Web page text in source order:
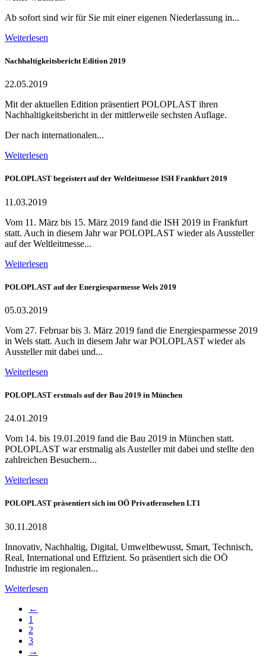
Ab sofort sind wir für Sie mit einer eigenen Niederlassung in...
Weiterlesen
Nachhaltigkeitsbericht Edition 2019
22.05.2019
Mit der aktuellen Edition präsentiert POLOPLAST ihren
Nachhaltigkeitsbericht in der mittlerweile sechsten Auflage.
Der nach internationalen...
Weiterlesen
POLOPLAST begeistert auf der Weltleitmesse ISH Frankfurt 2019
11.03.2019
Vom 11. März bis 15. März 2019 fand die ISH 2019 in Frankfurt
statt. Auch in diesem Jahr war POLOPLAST wieder als Aussteller
auf der Weltleitmesse...
Weiterlesen
POLOPLAST auf der Energiesparmesse Wels 2019
05.03.2019
Vom 27. Februar bis 3. März 2019 fand die Energiesparmesse 2019
in Wels statt. Auch in diesem Jahr war POLOPLAST wieder als
Aussteller mit dabei und...
Weiterlesen
POLOPLAST erstmals auf der Bau 2019 in München
24.01.2019
Vom 14. bis 19.01.2019 fand die Bau 2019 in München statt.
POLOPLAST war erstmalig als Austeller mit dabei und stellte den
zahlreichen Besuchern...
Weiterlesen
POLOPLAST präsentiert sich im OÖ Privatfernsehen LT1
30.11.2018
Innovativ, Nachhaltig, Digital, Umweltbewusst, Smart, Technisch,
Real, International und Effizient. So präsentiert sich die OÖ
Industrie im regionalen...
Weiterlesen
←
1
2
3
→